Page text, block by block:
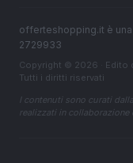
offerteshopping.it è una
2729933
Copyright © 2026 · Edito
Tutti i diritti riservati
I contenuti sono curati
realizzati in collaborazione